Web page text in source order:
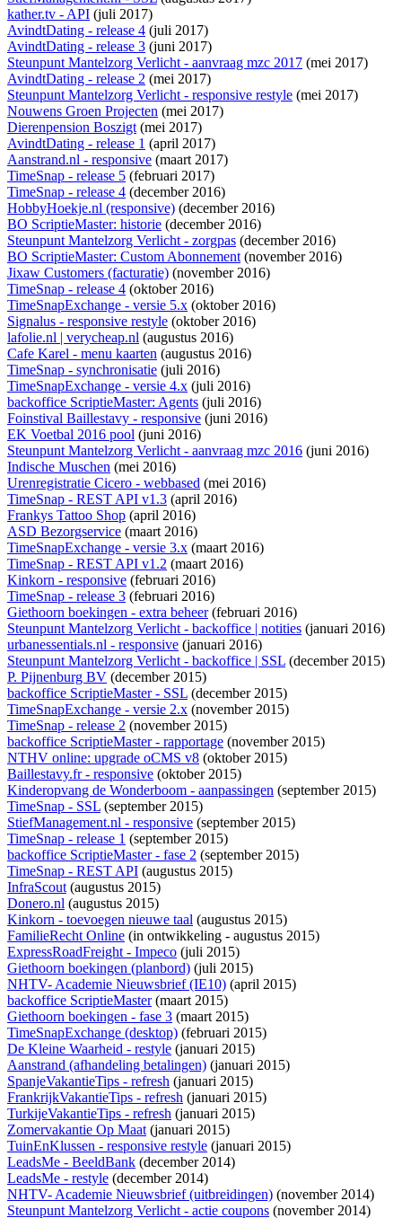
kather.tv - API (juli 2017)
AvindtDating - release 4 (juli 2017)
AvindtDating - release 3 (juni 2017)
Steunpunt Mantelzorg Verlicht - aanvraag mzc 2017 (mei 2017)
AvindtDating - release 2 (mei 2017)
Steunpunt Mantelzorg Verlicht - responsive restyle (mei 2017)
Nouwens Groen Projecten (mei 2017)
Dierenpension Boszigt(mei 2017)
AvindtDating - release 1 (april 2017)
Aanstrand.nl - responsive (maart 2017)
TimeSnap - release 5 (februari 2017)
TimeSnap - release 4 (december 2016)
HobbyHoekje.nl (responsive) (december 2016)
BO ScriptieMaster: historie (december 2016)
Steunpunt Mantelzorg Verlicht - zorgpas (december 2016)
BO ScriptieMaster: Custom Abonnement(november 2016)
Jixaw Customers (facturatie) (november 2016)
TimeSnap - release 4 (oktober 2016)
TimeSnapExchange - versie 5.x (oktober 2016)
Signalus - responsive restyle (oktober 2016)
lafolie.nl | verycheap.nl (augustus 2016)
Cafe Karel - menu kaarten (augustus 2016)
TimeSnap - synchronisatie (juli 2016)
TimeSnapExchange - versie 4.x (juli 2016)
backoffice ScriptieMaster: Agents (juli 2016)
Foinstival Baillestavy - responsive (juni 2016)
EK Voetbal 2016 pool (juni 2016)
Steunpunt Mantelzorg Verlicht - aanvraag mzc 2016 (juni 2016)
Indische Muschen (mei 2016)
Urenregistratie Cicero - webbased (mei 2016)
TimeSnap - REST API v1.3 (april 2016)
Frankys Tattoo Shop (april 2016)
ASD Bezorgservice (maart 2016)
TimeSnapExchange - versie 3.x (maart 2016)
TimeSnap - REST API v1.2 (maart 2016)
Kinkorn - responsive (februari 2016)
TimeSnap - release 3 (februari 2016)
Giethoorn boekingen - extra beheer(februari 2016)
Steunpunt Mantelzorg Verlicht - backoffice | notities (januari 2016)
urbanessentials.nl - responsive (januari 2016)
Steunpunt Mantelzorg Verlicht - backoffice | SSL (december 2015)
P. Pijnenburg BV (december 2015)
backoffice ScriptieMaster - SSL (december 2015)
TimeSnapExchange - versie 2.x (november 2015)
TimeSnap - release 2 (november 2015)
backoffice ScriptieMaster - rapportage (november 2015)
NTHV online: upgrade oCMS v8 (oktober 2015)
Baillestavy.fr - responsive (oktober 2015)
Kinderopvang de Wonderboom - aanpassingen (september 2015)
TimeSnap - SSL (september 2015)
StiefManagement.nl - responsive (september 2015)
TimeSnap - release 1 (september 2015)
backoffice ScriptieMaster - fase 2 (september 2015)
TimeSnap - REST API (augustus 2015)
InfraScout(augustus 2015)
Donero.nl (augustus 2015)
Kinkorn - toevoegen nieuwe taal (augustus 2015)
FamilieRecht Online (in ontwikkeling - augustus 2015)
ExpressRoadFreight - Impeco (juli 2015)
Giethoorn boekingen (planbord) (juli 2015)
NHTV- Academie Nieuwsbrief (IE10) (april 2015)
backoffice ScriptieMaster(maart 2015)
Giethoorn boekingen - fase 3 (maart 2015)
TimeSnapExchange (desktop) (februari 2015)
De Kleine Waarheid - restyle (januari 2015)
Aanstrand (afhandeling betalingen) (januari 2015)
SpanjeVakantieTips - refresh (januari 2015)
FrankrijkVakantieTips - refresh (januari 2015)
TurkijeVakantieTips - refresh (januari 2015)
Zomervakantie Op Maat(januari 2015)
TuinEnKlussen - responsive restyle (januari 2015)
LeadsMe - BeeldBank (december 2014)
LeadsMe - restyle (december 2014)
NHTV- Academie Nieuwsbrief (uitbreidingen) (november 2014)
Steunpunt Mantelzorg Verlicht - actie coupons (november 2014)